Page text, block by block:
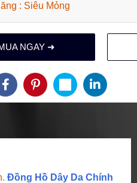
: Siêu Mỏng
NGAY ➜
Đồng Hồ Dây Da Chính